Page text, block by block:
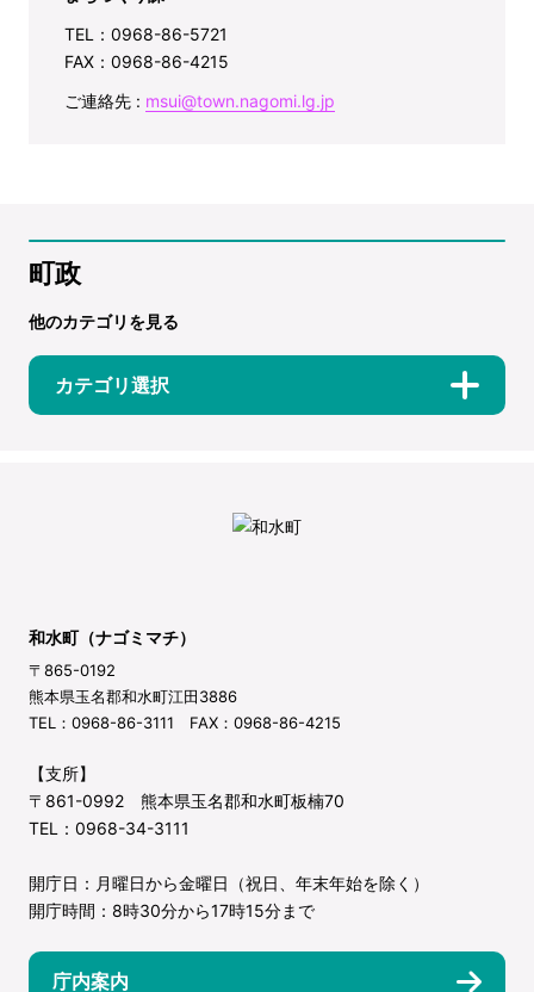
TEL：0968-86-5721
FAX：0968-86-4215
ご連絡先 : msui@town.nagomi.lg.jp
町政
他のカテゴリを見る
カテゴリ選択
和水町（ナゴミマチ）
〒865-0192
熊本県玉名郡和水町江田3886
TEL：0968-86-3111 FAX：0968-86-4215
【支所】
〒861-0992 熊本県玉名郡和水町板楠70
TEL：0968-34-3111
開庁日：月曜日から金曜日（祝日、年末年始を除く）
開庁時間：8時30分から17時15分まで
庁内案内